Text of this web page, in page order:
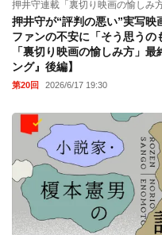
押井守連載「裏切り映画の愉しみ方
押井守が“評判の悪い”実写映
ファンの不安に「そう思う
「裏切り映画の愉しみ方」
ング』後編】
第20回 2026/6/17 19:30